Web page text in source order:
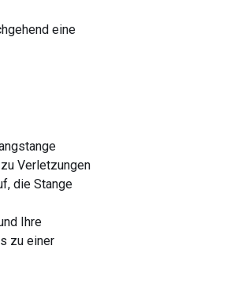
eine
Verletzungen
die Stange
Ihre
zu einer